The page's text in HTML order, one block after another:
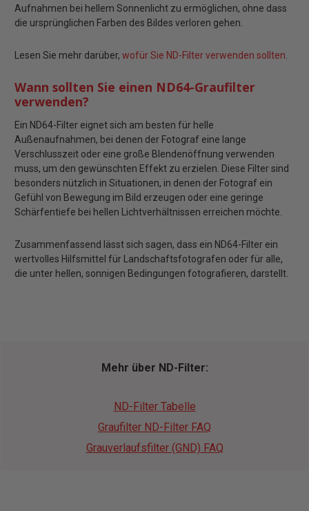
Aufnahmen bei hellem Sonnenlicht zu ermöglichen, ohne dass
die ursprünglichen Farben des Bildes verloren gehen.
Lesen Sie mehr darüber, wofür Sie ND-Filter verwenden sollten
Wann sollten Sie einen ND64-Graufilter
verwenden?
Ein ND64-Filter eignet sich am besten für helle
Außenaufnahmen, bei denen der Fotograf eine lange
Verschlusszeit oder eine große Blendenöffnung verwenden
muss, um den gewünschten Effekt zu erzielen. Diese Filter sind
besonders nützlich in Situationen, in denen der Fotograf ein
Gefühl von Bewegung im Bild erzeugen oder eine geringe
Schärfentiefe bei hellen Lichtverhältnissen erreichen möchte.
Zusammenfassend lässt sich sagen, dass ein ND64-Filter ein
wertvolles Hilfsmittel für Landschaftsfotografen oder für alle,
die unter hellen, sonnigen Bedingungen fotografieren, darstellt.
Mehr über ND-Filter:
ND-Filter Tabelle
Graufilter ND-Filter FAQ
Grauverlaufsfilter (GND) FAQ